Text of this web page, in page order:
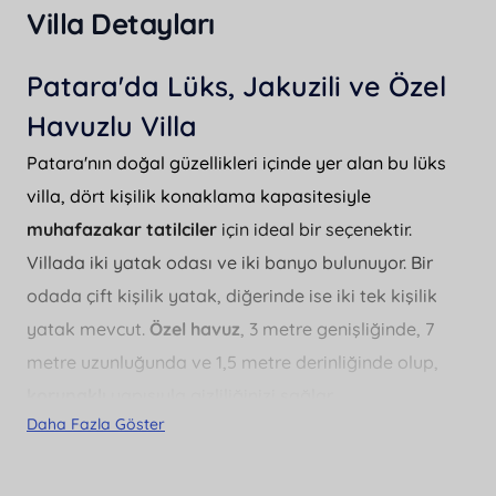
Villa Detayları
Patara'da Lüks, Jakuzili ve Özel
Havuzlu Villa
Patara'nın doğal güzellikleri içinde yer alan bu lüks
villa, dört kişilik konaklama kapasitesiyle
muhafazakar tatilciler için ideal bir seçenektir.
Villada iki yatak odası ve iki banyo bulunuyor. Bir
odada çift kişilik yatak, diğerinde ise iki tek kişilik
yatak mevcut. Özel havuz, 3 metre genişliğinde, 7
metre uzunluğunda ve 1,5 metre derinliğinde olup,
Villanın lüks detayları arasında
Daha Fazla Göster